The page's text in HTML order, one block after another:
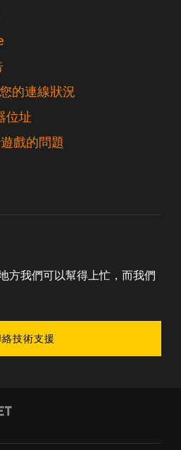
的連線狀況
位址
戲的問題
方我們可以幫得上忙，而我們
絡技術支援